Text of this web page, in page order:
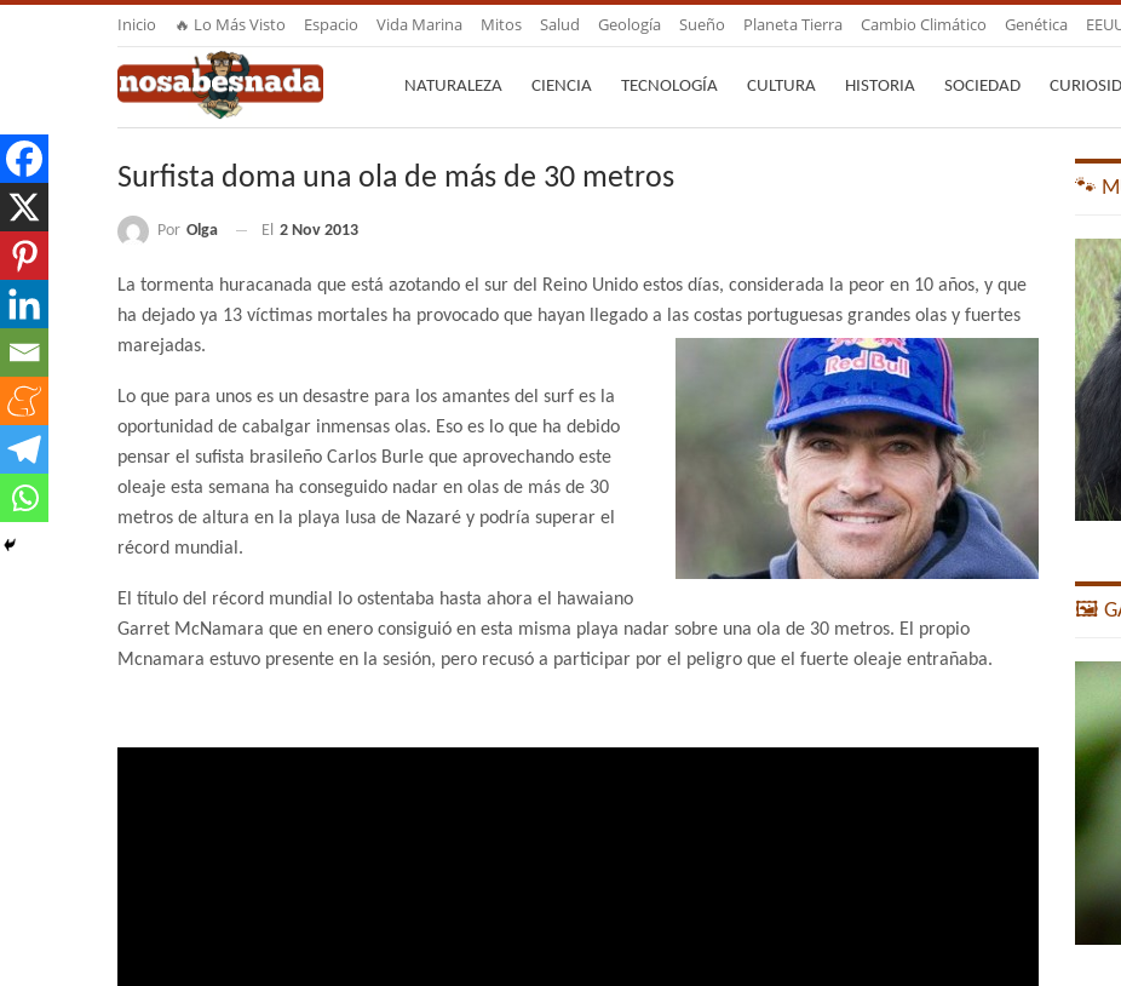
Inicio 🔥 Lo Más Visto Espacio Vida Marina Mitos Salud Geología Sueño Planeta Tierra Cambio Climático Genética
NATURALEZA CIENCIA TECNOLOGÍA CULTURA HISTORIA SOCIEDAD
Surfista doma una ola de más de 30 metros
Por Olga El 2 Nov 2013
La tormenta huracanada que está azotando el sur del Reino Unido estos días, considerada la peor en 10 años, y que
ha dejado ya 13 víctimas mortales ha provocado que hayan llegado a las costas portuguesas grandes olas y fuertes
marejadas.
Lo que para unos es un desastre para los amantes del surf es la
oportunidad de cabalgar inmensas olas. Eso es lo que ha debido
pensar el sufista brasileño Carlos Burle que aprovechando este
oleaje esta semana ha conseguido nadar en olas de más de 30
metros de altura en la playa lusa de Nazaré y podría superar el
récord mundial.
El título del récord mundial lo ostentaba hasta ahora el hawaiano
Garret McNamara que en enero consiguió en esta misma playa nadar sobre una ola de 30 metros. El propio
Mcnamara estuvo presente en la sesión, pero recusó a participar por el peligro que el fuerte oleaje entrañaba.
🐾
🖼️